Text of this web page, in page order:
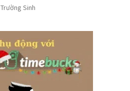
Trường Sinh